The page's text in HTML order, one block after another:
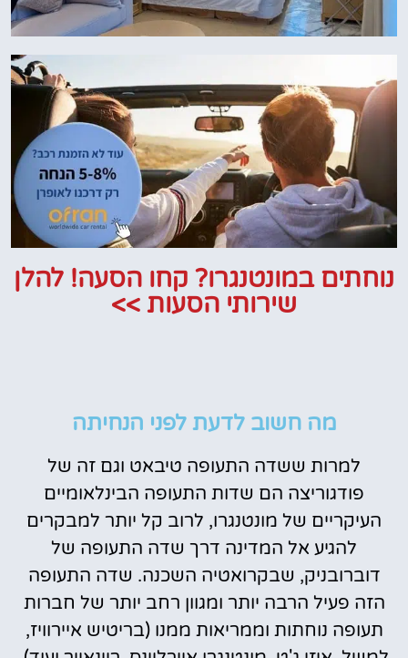
נוחתים במונטנגרו? קחו הסעה! להלן
שירותי הסעות >>
מה חשוב לדעת לפני הנחיתה
למרות ששדה התעופה טיבאט וגם זה של
פודגוריצה הם שדות התעופה הבינלאומיים
העיקריים של מונטנגרו, לרוב קל יותר למבקרים
להגיע אל המדינה דרך שדה התעופה של
דוברובניק, שבקרואטיה השכנה. שדה התעופה
הזה פעיל הרבה יותר ומגוון רחב יותר של חברות
תעופה נוחתות וממריאות ממנו (בריטיש איירוויז,